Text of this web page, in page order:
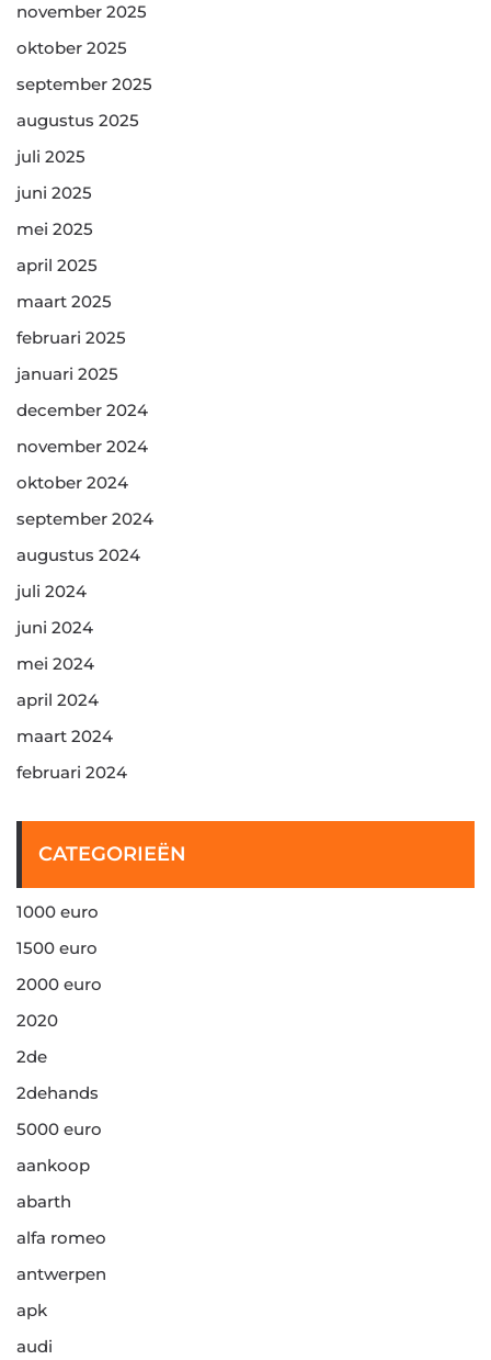
november 2025
oktober 2025
september 2025
augustus 2025
juli 2025
juni 2025
mei 2025
april 2025
maart 2025
februari 2025
januari 2025
december 2024
november 2024
oktober 2024
september 2024
augustus 2024
juli 2024
juni 2024
mei 2024
april 2024
maart 2024
februari 2024
CATEGORIEËN
1000 euro
1500 euro
2000 euro
2020
2de
2dehands
5000 euro
aankoop
abarth
alfa romeo
antwerpen
apk
audi